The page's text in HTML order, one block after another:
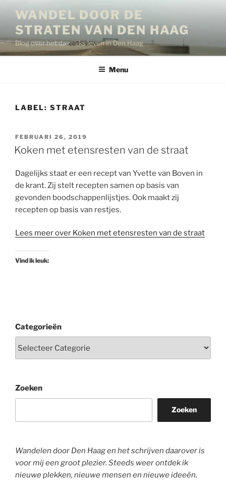
inhoud
WANDEL DOOR DE
STRATEN VAN DEN HAAG
Blog over het dagelijks leven in Den Haag
Menu
LABEL: STRAAT
GEPLAATST
OP
FEBRUARI 26, 2019
Koken met etensresten van de straat
Dagelijks staat er een recept van Yvette van Boven in
de krant. Zij stelt recepten samen op basis van
gevonden boodschappenlijstjes. Ook maakt zij
recepten op basis van restjes.
Lees meer over Koken met etensresten van de straat
Vind ik leuk:
Categorieën
Zoeken
Zoeken
Wandelen door Den Haag en het schrijven daarover is
voor mij een groot plezier. Steeds weer ontdek ik
nieuwe plekken, nieuwe mensen en nieuwe ideeën.